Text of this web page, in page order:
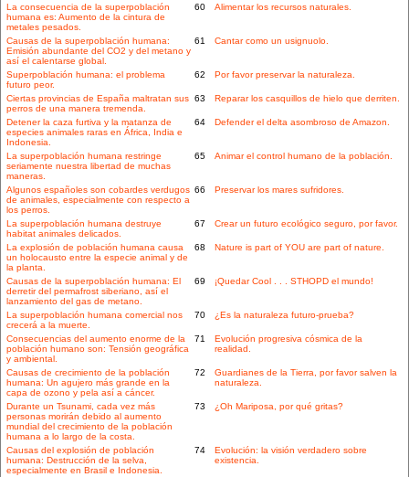
La consecuencia de la superpoblación
humana es: Aumento de la cintura de
metales pesados.
60 Alimentar los recursos naturales.
Causas de la superpoblación humana:
Emisión abundante del CO2 y del metano y
así el calentarse global.
61 Cantar como un usignuolo.
Superpoblación humana: el problema
futuro peor.
62 Por favor preservar la naturaleza.
Ciertas provincias de España maltratan sus
perros de una manera tremenda.
63 Reparar los casquillos de hielo que derriten.
Detener la caza furtiva y la matanza de
especies animales raras en África, India e
Indonesia.
64 Defender el delta asombroso de Amazon.
La superpoblación humana restringe
seriamente nuestra libertad de muchas
maneras.
65 Animar el control humano de la población.
Algunos españoles son cobardes verdugos
de animales, especialmente con respecto a
los perros.
66 Preservar los mares sufridores.
La superpoblación humana destruye
habitat animales delicados.
67 Crear un futuro ecológico seguro, por favor.
La explosión de población humana causa
un holocausto entre la especie animal y de
la planta.
68 Nature is part of YOU are part of nature.
Causas de la superpoblación humana: El
derretir del permafrost siberiano, así el
lanzamiento del gas de metano.
69 ¡Quedar Cool . . . STHOPD el mundo!
La superpoblación humana comercial nos
crecerá a la muerte.
70 ¿Es la naturaleza futuro-prueba?
Consecuencias del aumento enorme de la
población humano son: Tensión geográfica
y ambiental.
71
Evolución progresiva cósmica de la
realidad.
Causas de crecimiento de la población
humana: Un agujero más grande en la
capa de ozono y pela así a cáncer.
72
Guardianes de la Tierra, por favor salven la
naturaleza.
Durante un Tsunami, cada vez más
personas morirán debido al aumento
mundial del crecimiento de la población
humana a lo largo de la costa.
73 ¿Oh Mariposa, por qué gritas?
Causas del explosión de población
humana: Destrucción de la selva,
especialmente en Brasil e Indonesia.
74
Evolución: la visión verdadero sobre
existencia.